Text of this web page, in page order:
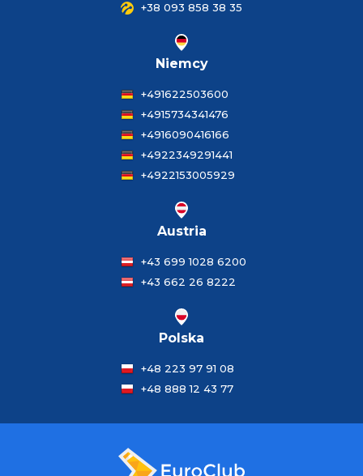
+38 093 858 38 35
Niemcy
+491622503600
+4915734341476
+4916090416166
+4922349291441
+4922153005929
Austria
+43 699 1028 6200
+43 662 26 8222
Polska
+48 223 97 91 08
+48 888 12 43 77